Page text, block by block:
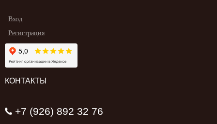
Вход
Регистрация
КОНТАКТЫ
+7 (926) 892 32 76